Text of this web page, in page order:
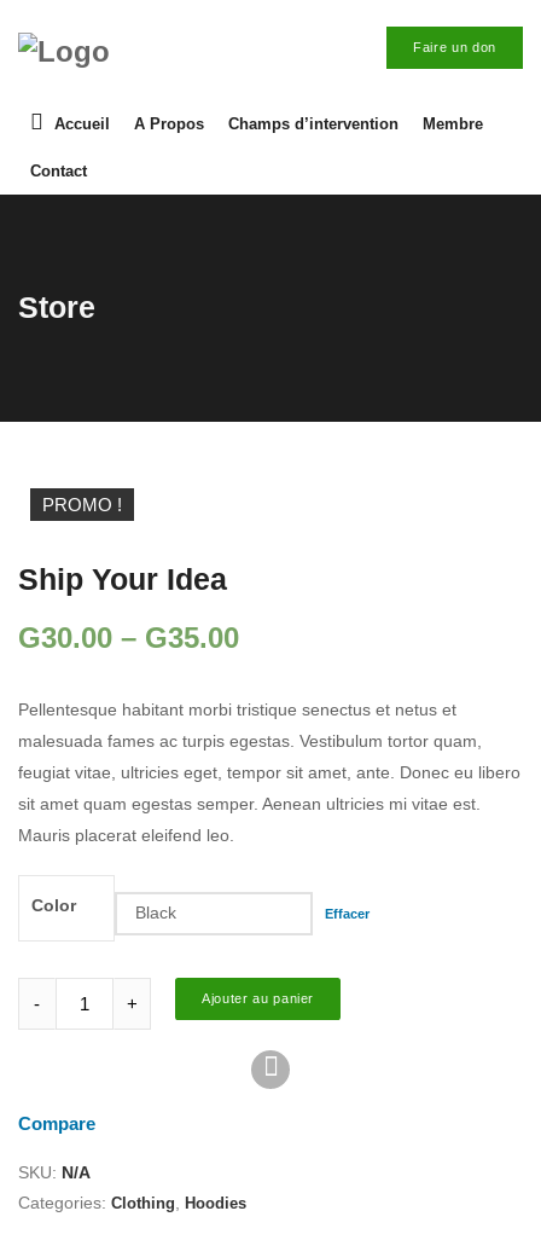
Faire un don
Accueil A Propos Champs d’intervention Membre
Contact
Store
PROMO !
Ship Your Idea
G30.00 – G35.00
Pellentesque habitant morbi tristique senectus et netus et
malesuada fames ac turpis egestas. Vestibulum tortor quam,
feugiat vitae, ultricies eget, tempor sit amet, ante. Donec eu libero
sit amet quam egestas semper. Aenean ultricies mi vitae est.
Mauris placerat eleifend leo.
Color Effacer
Quantity Ajouter au panier
Compare
SKU: N/A
Categories: Clothing Hoodies